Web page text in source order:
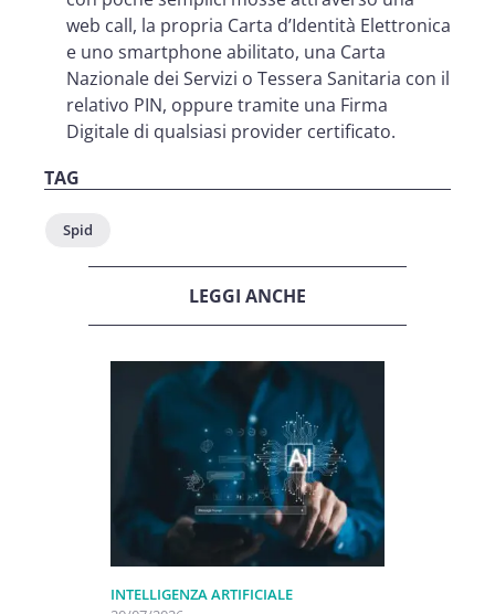
web call, la propria Carta d’Identità Elettronica
e uno smartphone abilitato, una Carta
Nazionale dei Servizi o Tessera Sanitaria con il
relativo PIN, oppure tramite una Firma
Digitale di qualsiasi provider certificato.
TAG
Spid
LEGGI ANCHE
INTELLIGENZA ARTIFICIALE